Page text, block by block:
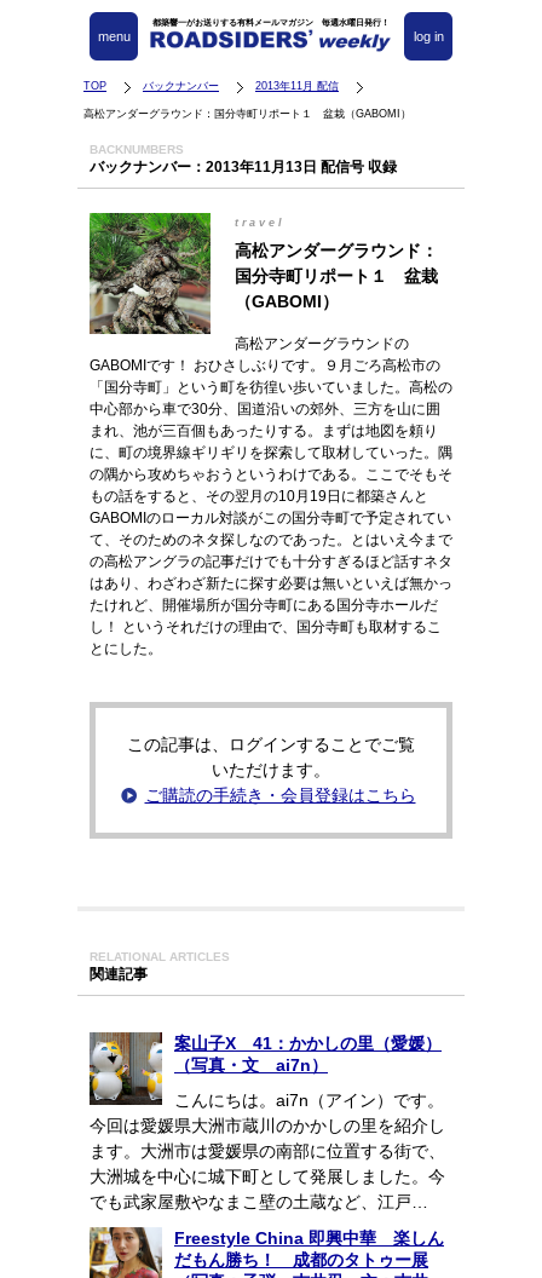
都築響一がお送りする有料メールマガジン 毎週水曜日発行！
log in
menu
TOP バックナンバー 2013年11月 配信
高松アンダーグラウンド：国分寺町リポート１ 盆栽（GABOMI）
BACKNUMBERS
バックナンバー：2013年11月13日 配信号 収録
travel
高松アンダーグラウンド：
国分寺町リポート１ 盆栽
（GABOMI）
高松アンダーグラウンドの
GABOMIです！ おひさしぶりです。９月ごろ高松市の
「国分寺町」という町を彷徨い歩いていました。高松の
中心部から車で30分、国道沿いの郊外、三方を山に囲
まれ、池が三百個もあったりする。まずは地図を頼り
に、町の境界線ギリギリを探索して取材していった。隅
の隅から攻めちゃおうというわけである。ここでそもそ
もの話をすると、その翌月の10月19日に都築さんと
GABOMIのローカル対談がこの国分寺町で予定されてい
て、そのためのネタ探しなのであった。とはいえ今まで
の高松アングラの記事だけでも十分すぎるほど話すネタ
はあり、わざわざ新たに探す必要は無いといえば無かっ
たけれど、開催場所が国分寺町にある国分寺ホールだ
し！ というそれだけの理由で、国分寺町も取材するこ
とにした。
この記事は、ログインすることでご覧
いただけます。
ご購読の手続き・会員登録はこちら
RELATIONAL ARTICLES
関連記事
案山子X 41：かかしの里（愛媛）
（写真・文 ai7n）
こんにちは。ai7n（アイン）です。
今回は愛媛県大洲市蔵川のかかしの里を紹介し
ます。大洲市は愛媛県の南部に位置する街で、
大洲城を中心に城下町として発展しました。今
でも武家屋敷やなまこ壁の土蔵など、江戸…
Freestyle China 即興中華 楽しん
だもん勝ち！ 成都のタトゥー展